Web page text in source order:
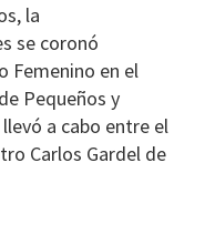
la
se coronó
Femenino en el
Pequeños y
a cabo entre el
Carlos Gardel de